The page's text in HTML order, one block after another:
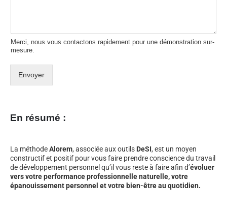
Merci, nous vous contactons rapidement pour une démonstration sur-
mesure.
Envoyer
En résumé :
La méthodeAlorem, associée aux outils DeSI, est un moyen
constructif et positif pour vous faire prendre conscience du travail
de développement personnel qu’il vous reste à faire afin d’évoluer
vers votre performance professionnelle naturelle, votre
épanouissement personnel et votre bien-être au quotidien.